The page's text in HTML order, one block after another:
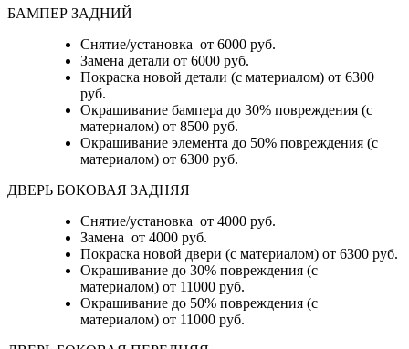
БАМПЕР ЗАДНИЙ
Снятие/установка от 6000 руб.
Замена детали от 6000 руб.
Покраска новой детали (с материалом) от 6300
руб.
Окрашивание бампера до 30% повреждения (с
материалом) от 8500 руб.
Окрашивание элемента до 50% повреждения (с
материалом) от 6300 руб.
ДВЕРЬ БОКОВАЯ ЗАДНЯЯ
Снятие/установка от 4000 руб.
Замена от 4000 руб.
Покраска новой двери (с материалом) от 6300 руб.
Окрашивание до 30% повреждения (с
материалом) от 11000 руб.
Окрашивание до 50% повреждения (с
материалом) от 11000 руб.